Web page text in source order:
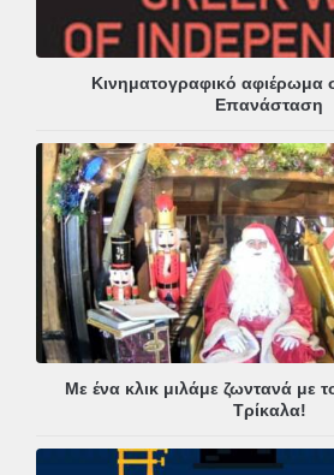
Κινηματογραφικό αφιέρωμα
Επανάσταση
Με ένα κλικ μιλάμε ζωντανά με
Τρίκαλα!